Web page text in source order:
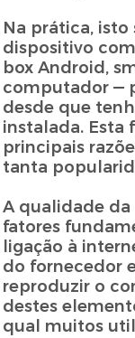
Na prática,
dispositivo
box Android,
computador —
desde que
instalada. Esta
principais
tanta
A qualidade
fatores
ligação à
do fornecedor
reproduzir o
destes
qual muitos